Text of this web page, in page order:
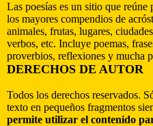
Las poesías es un sitio que reúne
los mayores compendios de
animales, frutas, lugares,
verbos, etc. Incluye poemas,
proverbios, reflexiones y mucha
DERECHOS DE AUTOR
Todos los derechos reservados.
texto en pequeños fragmentos
permite utilizar el contenido